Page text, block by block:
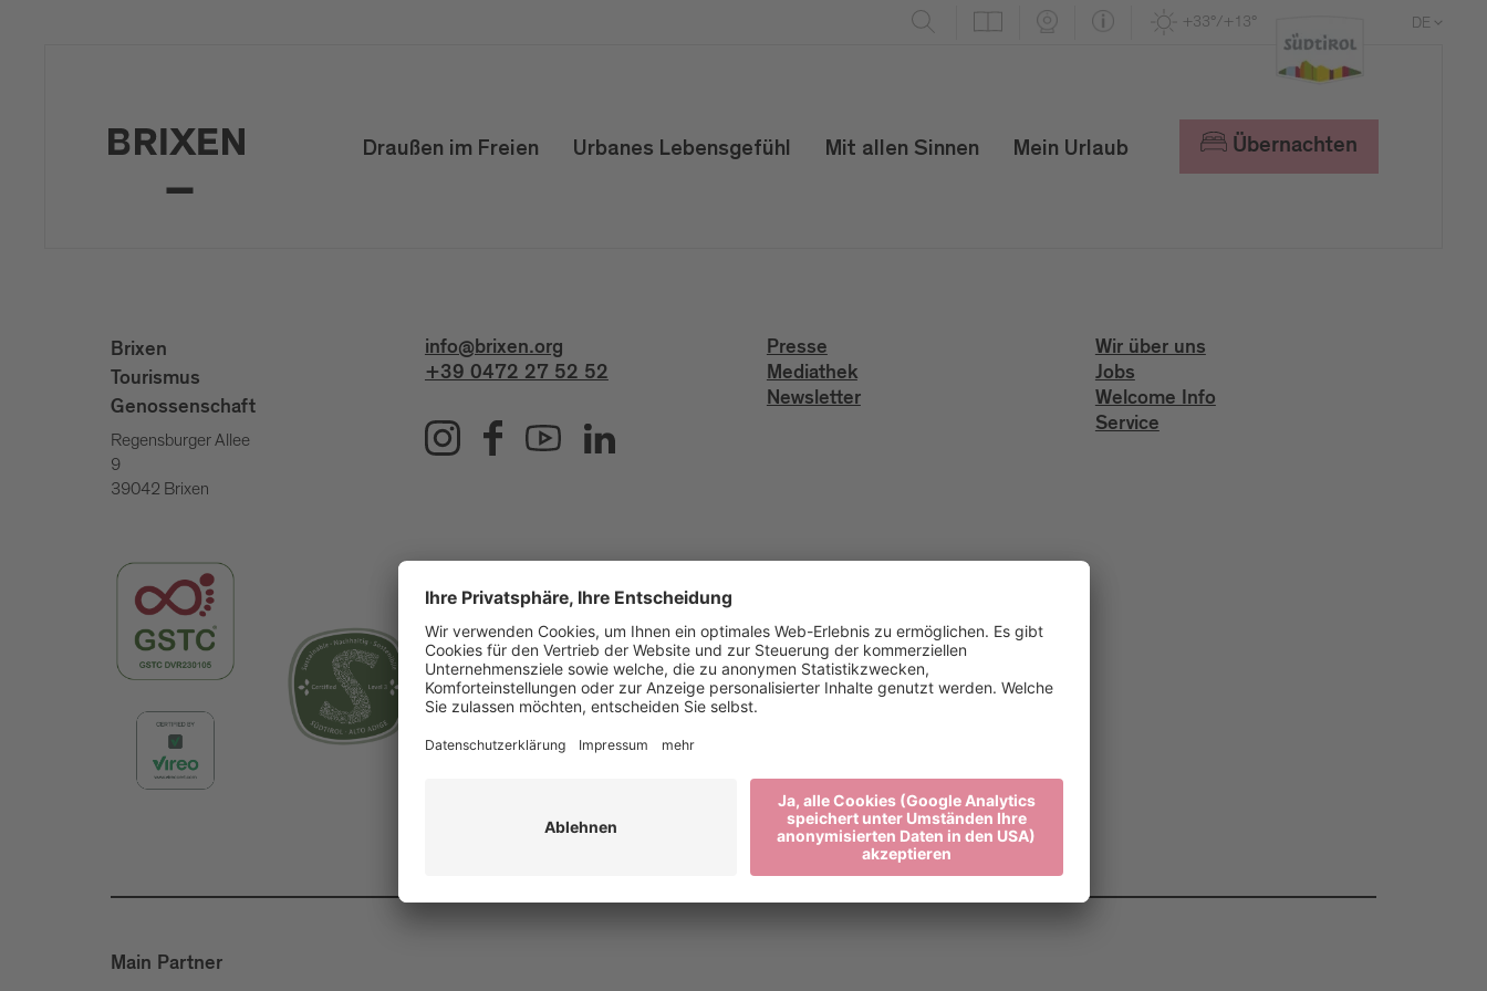
+33°/+13° DE
Draußen im Freien Urbanes Lebensgefühl Mit allen Sinnen Mein Urlaub Übernachten
Brixen
Tourismus
Genossenschaft
Regensburger Allee
9
39042 Brixen
info@brixen.org
+39 0472 27 52 52
Presse
Mediathek
Newsletter
Wir über uns
Jobs
Welcome Info
Service
Main Partner